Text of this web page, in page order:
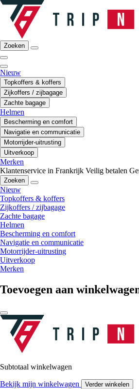
Zoeken
Nieuw
Topkoffers & koffers
Zijkoffers / zijbagage
Zachte bagage
Helmen
Bescherming en comfort
Navigatie en communicatie
Motorrijder-uitrusting
Uitverkoop
Merken
Klantenservice in Frankrijk Veilig betalen
Zoeken
Nieuw
Topkoffers & koffers
Zijkoffers / zijbagage
Zachte bagage
Helmen
Bescherming en comfort
Navigatie en communicatie
Motorrijder-uitrusting
Uitverkoop
Merken
Toevoegen aan
Subtotaal winkelwagen
Bekijk mijn winkelwagen Verder winkelen